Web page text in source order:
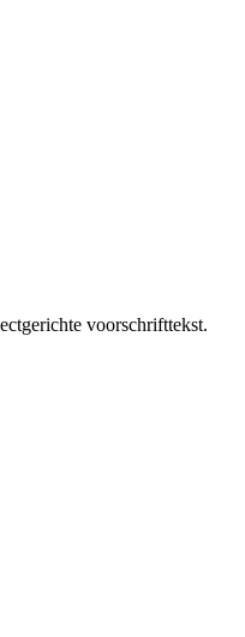
voorschrifttekst.